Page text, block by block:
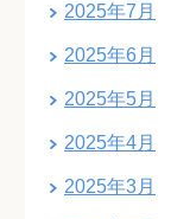
2025年7月
2025年6月
2025年5月
2025年4月
2025年3月